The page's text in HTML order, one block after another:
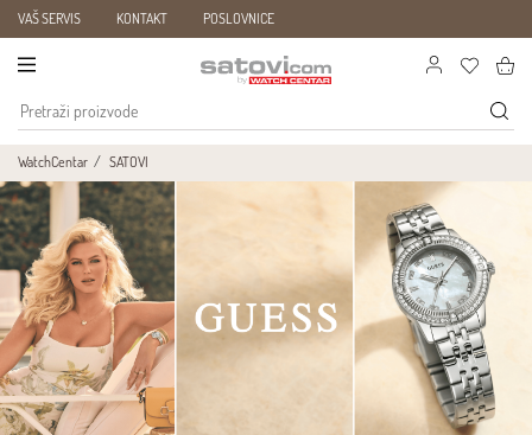
VAŠ SERVIS KONTAKT POSLOVNICE
WatchCentar SATOVI